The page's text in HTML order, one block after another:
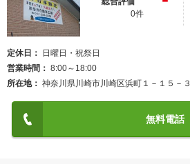
0件
定休日
日曜日・祝祭日
営業時間
8:00～18:00
所在地
神奈川県川崎市川崎区浜町１－１５－３
無料電話